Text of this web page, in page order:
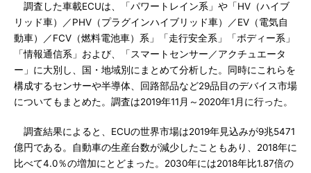
調査した車載ECUは、「パワートレイン系」や「HV（ハイブ
リッド車）／PHV（プラグインハイブリッド車）／EV（電気自
動車）／FCV（燃料電池車）系」「走行安全系」「ボディー系」
「情報通信系」および、「スマートセンサー／アクチュエータ
ー」に大別し、国・地域別にまとめて分析した。同時にこれらを
構成するセンサーや半導体、回路部品など29品目のデバイス市場
についてもまとめた。調査は2019年11月～2020年1月に行った。
調査結果によると、ECUの世界市場は2019年見込みが9兆5471
億円である。自動車の生産台数が減少したこともあり、2018年に
比べて4.0％の増加にとどまった。2030年には2018年比1.87倍の